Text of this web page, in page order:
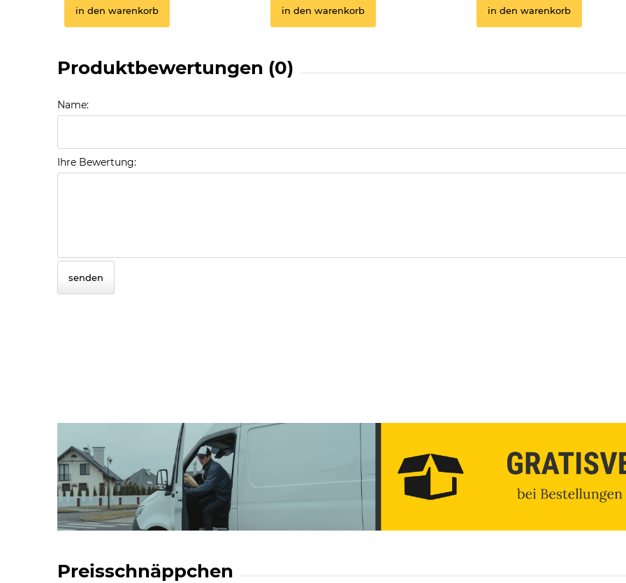
in den warenkorb in den warenkorb in den warenkorb
Produktbewertungen (0)
Name:
Ihre Bewertung:
senden
Preisschnäppchen